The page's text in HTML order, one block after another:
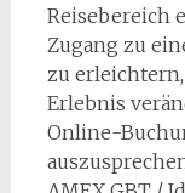
Reisebereich
Zugang zu
zu erleichtern,
Erlebnis
Online-